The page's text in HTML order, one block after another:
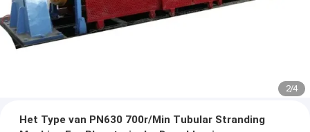
2/4
Het Type van PN630 700r/Min Tubular Stranding